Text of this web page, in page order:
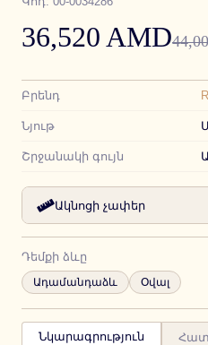
36,520 AMD
Բրենդ
Նյութ
Շրջանակի գույն
Ակնոցի չափեր
Դեմքի ձևը
Ադամանդաձև Օվալ
Նկարագրություն